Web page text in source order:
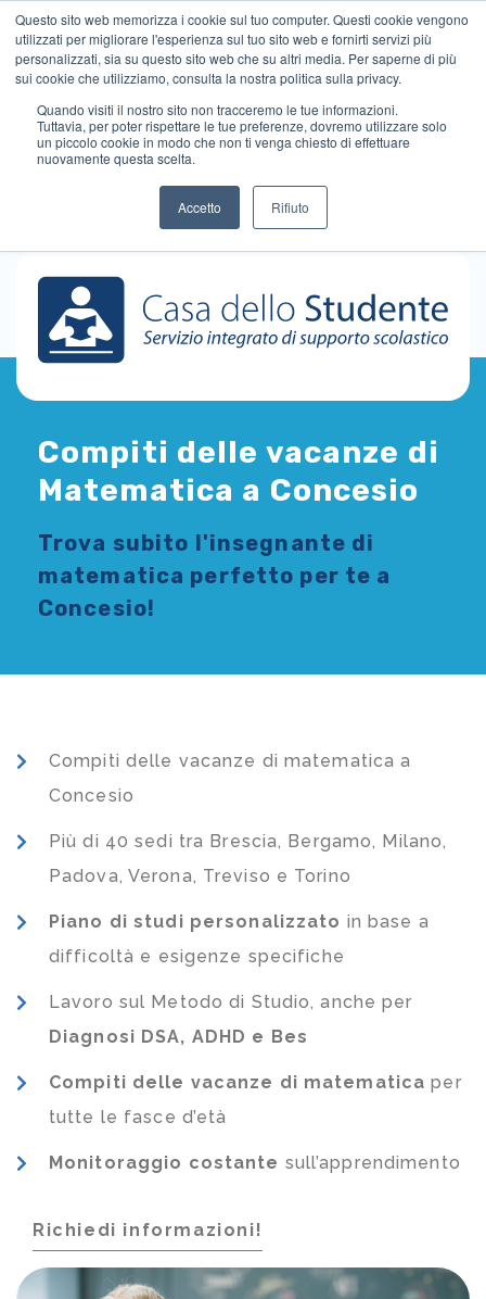
Questo sito web memorizza i cookie sul tuo computer. Questi cookie vengono
utilizzati per migliorare l'esperienza sul tuo sito web e fornirti servizi più
personalizzati, sia su questo sito web che su altri media. Per saperne di più
sui cookie che utilizziamo, consulta la nostra politica sulla privacy.
Quando visiti il ​​nostro sito non tracceremo le tue informazioni.
Tuttavia, per poter rispettare le tue preferenze, dovremo utilizzare solo
un piccolo cookie in modo che non ti venga chiesto di effettuare
nuovamente questa scelta.
Accetto Rifiuto
Compiti delle vacanze di
Matematica a Concesio
Trova subito l'insegnante di
matematica perfetto per te a
Concesio!
Compiti delle vacanze di matematica a
Concesio
Più di 40 sedi tra Brescia, Bergamo, Milano,
Padova, Verona, Treviso e Torino
Piano di studi personalizzato in base a
difficoltà e esigenze specifiche
Lavoro sul Metodo di Studio, anche per
Diagnosi DSA, ADHD e Bes
Compiti delle vacanze di matematica per
tutte le fasce d’età
Monitoraggio costante sull’apprendimento
Richiedi informazioni!